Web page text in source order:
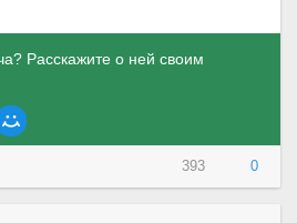
Расскажите о ней своим
393 0